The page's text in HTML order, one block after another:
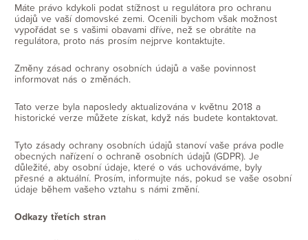
Máte právo kdykoli podat stížnost u regulátora pro ochranu
údajů ve vaší domovské zemi. Ocenili bychom však možnost
vypořádat se s vašimi obavami dříve, než se obrátíte na
regulátora, proto nás prosím nejprve kontaktujte.
Změny zásad ochrany osobních údajů a vaše povinnost
informovat nás o změnách.
Tato verze byla naposledy aktualizována v květnu 2018 a
historické verze můžete získat, když nás budete kontaktovat.
Tyto zásady ochrany osobních údajů stanoví vaše práva podle
obecných nařízení o ochraně osobních údajů (GDPR). Je
důležité, aby osobní údaje, které o vás uchováváme, byly
přesné a aktuální. Prosím, informujte nás, pokud se vaše osobní
údaje během vašeho vztahu s námi změní.
Odkazy třetích stran